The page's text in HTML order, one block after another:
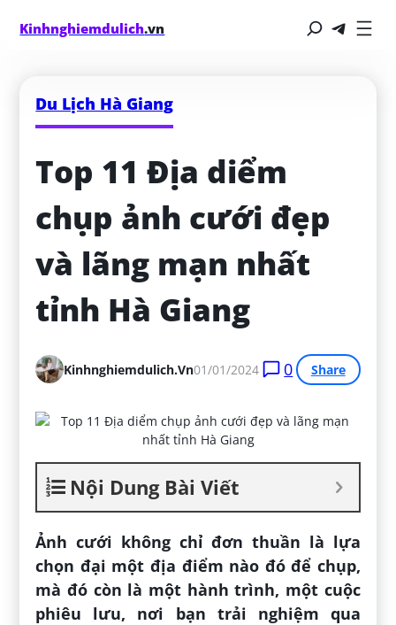
Kinhnghiemdulich.vn
Du Lịch Hà Giang
Top 11 Địa diểm
chụp ảnh cưới đẹp
và lãng mạn nhất
tỉnh Hà Giang
Kinhnghiemdulich.vn01/01/2024 0 Share
Nội Dung Bài Viết
Ảnh cưới không chỉ đơn thuần là lựa
chọn đại một địa điểm nào đó để chụp,
mà đó còn là một hành trình, một cuộc
phiêu lưu, nơi bạn trải nghiệm qua